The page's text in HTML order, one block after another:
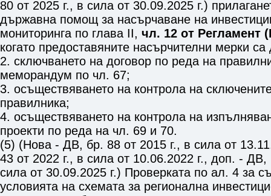
80 от 2025 г., в сила от 30.09.2025 г.)
държавна помощ за насърчаване на
мониторинга по глава ІІ, чл. 12 от Регламент
когато предоставяните насърчителни мерки
2. сключването на договор по реда на
меморандум по чл. 67;
3. осъществяването на контрола на
правилника;
4. осъществяването на контрола на
проекти по реда на чл. 69 и 70.
(5) (Нова - ДВ, бр. 88 от 2015 г., в сила от
43 от 2022 г., в сила от 10.06.2022 г., доп. - ДВ,
сила от 30.09.2025 г.) Проверката по ал. 4 за
условията на схемата за регионална